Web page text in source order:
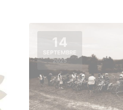
14
SEPTEMBRE
2025